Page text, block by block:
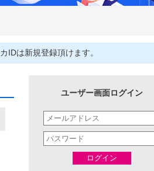
IDは新規登録頂けます。
ユーザー画面ログイン
ログイン